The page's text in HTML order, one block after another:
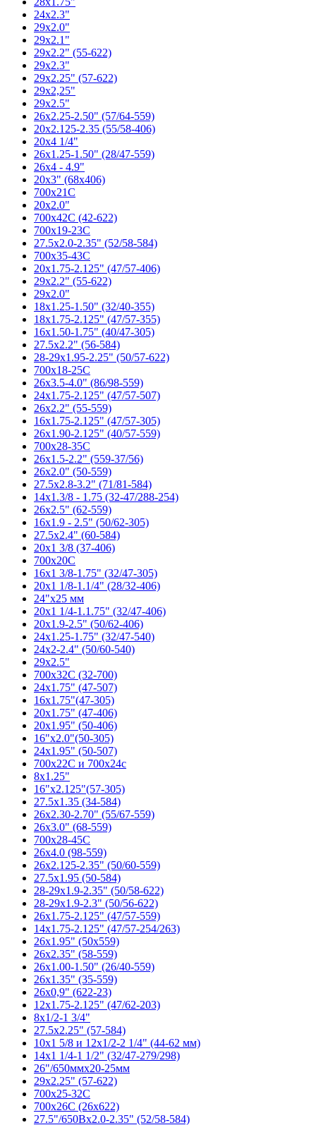
24x2.3"
29x2.0"
29x2.1"
29x2.2" (55-622)
29x2.3"
29x2.25" (57-622)
29x2,25"
29x2.5"
26x2.25-2.50" (57/64-559)
20x2.125-2.35 (55/58-406)
20x4 1/4"
26x1.25-1.50" (28/47-559)
26x4 - 4.9"
20x3" (68x406)
700x21C
20x2.0"
700x42C (42-622)
700x19-23C
27.5x2.0-2.35" (52/58-584)
700x35-43C
20x1.75-2.125" (47/57-406)
29x2.2" (55-622)
29x2.0"
18x1.25-1.50" (32/40-355)
18x1.75-2.125" (47/57-355)
16x1.50-1.75" (40/47-305)
27.5x2.2" (56-584)
28-29x1.95-2.25" (50/57-622)
700x18-25C
26x3.5-4.0" (86/98-559)
24x1.75-2.125" (47/57-507)
26x2.2" (55-559)
16x1.75-2.125" (47/57-305)
26x1.90-2.125" (40/57-559)
700x28-35C
26x1.5-2.2" (559-37/56)
26x2.0" (50-559)
27.5x2.8-3.2" (71/81-584)
14x1.3/8 - 1.75 (32-47/288-254)
26x2.5" (62-559)
16x1.9 - 2.5" (50/62-305)
27.5x2.4" (60-584)
20x1 3/8 (37-406)
700x20C
16x1 3/8-1.75" (32/47-305)
20x1 1/8-1.1/4" (28/32-406)
24"x25 мм
20x1 1/4-1.1.75" (32/47-406)
20x1.9-2.5" (50/62-406)
24x1.25-1.75" (32/47-540)
24x2-2.4" (50/60-540)
29x2.5"
700x32C (32-700)
24x1.75" (47-507)
16x1.75"(47-305)
20x1.75" (47-406)
20x1.95" (50-406)
16"x2.0"(50-305)
24x1.95" (50-507)
700x22C и 700x24c
8x1.25"
16"x2.125"(57-305)
27.5x1.35 (34-584)
26x2.30-2.70" (55/67-559)
26x3.0" (68-559)
700x28-45C
26x4.0 (98-559)
26x2.125-2.35" (50/60-559)
27.5x1.95 (50-584)
28-29x1.9-2.35" (50/58-622)
28-29x1.9-2.3" (50/56-622)
26x1.75-2.125" (47/57-559)
14x1.75-2.125" (47/57-254/263)
26x1.95" (50x559)
26x2.35" (58-559)
26x1.00-1.50" (26/40-559)
26x1.35" (35-559)
26x0,9" (622-23)
12x1.75-2.125" (47/62-203)
8x1/2-1 3/4"
27.5x2.25" (57-584)
10x1 5/8 и 12x1/2-2 1/4" (44-62 мм)
14x1 1/4-1 1/2" (32/47-279/298)
26"/650ммx20-25мм
29x2.25" (57-622)
700x25-32C
700x26C (26x622)
27.5"/650Bx2.0-2.35" (52/58-584)